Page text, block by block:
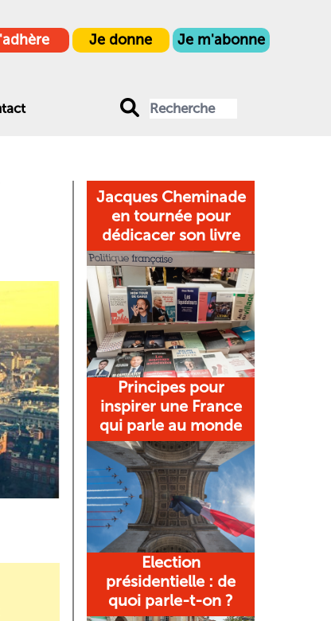
Je donne Je m'abonne
Jacques Cheminade
en tournée pour
dédicacer son livre
Principes pour
inspirer une France
qui parle au monde
Election
présidentielle : de
quoi parle-t-on ?